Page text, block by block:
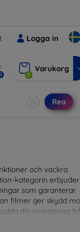
Logga in
0
Varukorg
Rea
och vackra
kategorin erbjuder
som garanterar
filmer ger skydd
din investering